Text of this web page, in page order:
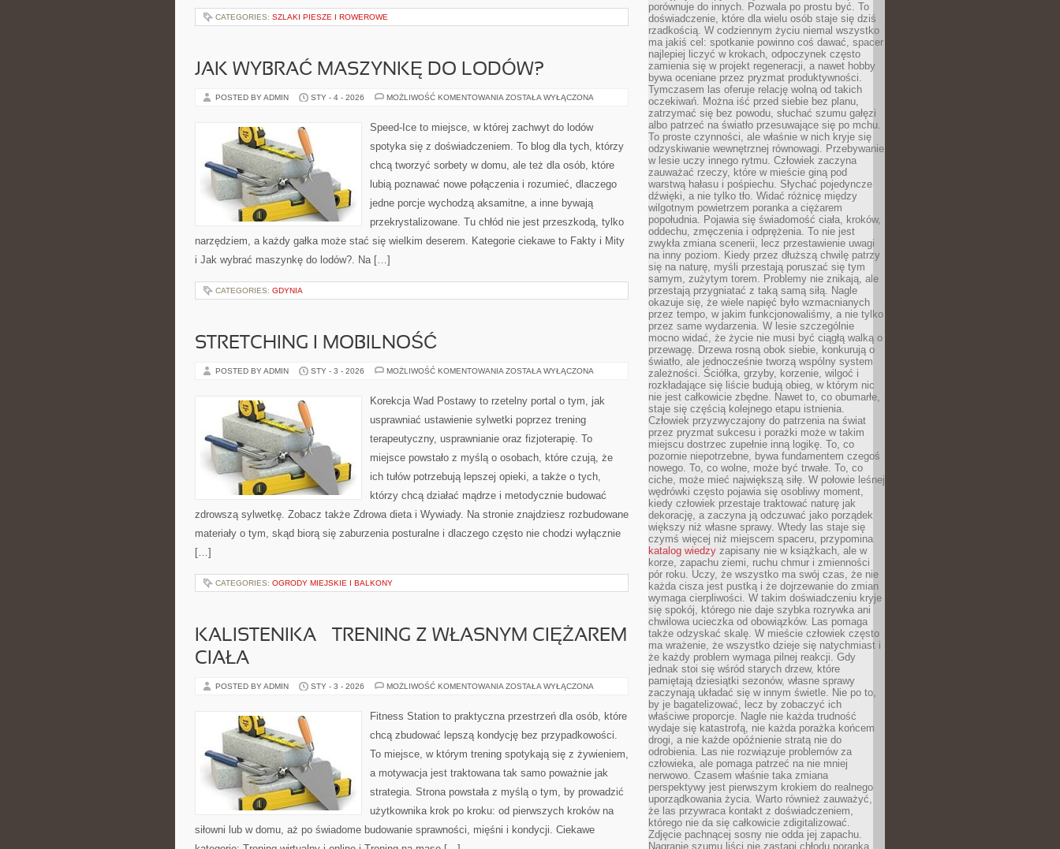
CATEGORIES: SZLAKI PIESZE I ROWEROWE
JAK WYBRAĆ MASZYNKĘ DO LODÓW?
POSTED BY ADMIN STY - 4 - 2026 MOŻLIWOŚĆ KOMENTOWANIA JAK
DO
LODÓW?
ZOSTAŁA WYŁĄCZONA
Speed-Ice to miejsce, w której zachwyt do lodów
spotyka się z doświadczeniem. To blog dla tych, którzy
chcą tworzyć sorbety w domu, ale też dla osób, które
lubią poznawać nowe połączenia i rozumieć, dlaczego
jedne porcje wychodzą aksamitne, a inne bywają
przekrystalizowane. Tu chłód nie jest przeszkodą, tylko
narzędziem, a każdy gałka może stać się wielkim deserem. Kategorie ciekawe to Fakty i Mity
i Jak wybrać maszynkę do lodów?. Na […]
CATEGORIES: GDYNIA
STRETCHING I MOBILNOŚĆ
POSTED BY ADMIN STY - 3 - 2026 MOŻLIWOŚĆ KOMENTOWANIA STRETCHING
ZOSTAŁA WYŁĄCZONA
Korekcja Wad Postawy to rzetelny portal o tym, jak
usprawniać ustawienie sylwetki poprzez trening
terapeutyczny, usprawnianie oraz fizjoterapię. To
miejsce powstało z myślą o osobach, które czują, że
ich tułów potrzebują lepszej opieki, a także o tych,
którzy chcą działać mądrze i metodycznie budować
zdrowszą sylwetkę. Zobacz także Zdrowa dieta i Wywiady. Na stronie znajdziesz rozbudowane
materiały o tym, skąd biorą się zaburzenia posturalne i dlaczego często nie chodzi wyłącznie
[…]
CATEGORIES: OGRODY MIEJSKIE I BALKONY
KALISTENIKA – TRENING Z WŁASNYM CIĘŻAREM
CIAŁA
POSTED BY ADMIN STY - 3 - 2026 MOŻLIWOŚĆ KOMENTOWANIA KALISTENIKA
WŁASNYM
CIAŁA
ZOSTAŁA WYŁĄCZONA
Fitness Station to praktyczna przestrzeń dla osób, które
chcą zbudować lepszą kondycję bez przypadkowości.
To miejsce, w którym trening spotykają się z żywieniem,
a motywacja jest traktowana tak samo poważnie jak
strategia. Strona powstała z myślą o tym, by prowadzić
użytkownika krok po kroku: od pierwszych kroków na
siłowni lub w domu, aż po świadome budowanie sprawności, mięśni i kondycji. Ciekawe
porównuje do innych. Pozwala po prostu być. To
doświadczenie, które dla wielu osób staje się dziś
rzadkością. W codziennym życiu niemal wszystko
ma jakiś cel: spotkanie powinno coś dawać, spacer
najlepiej liczyć w krokach, odpoczynek często
zamienia się w projekt regeneracji, a nawet hobby
bywa oceniane przez pryzmat produktywności.
Tymczasem las oferuje relację wolną od takich
oczekiwań. Można iść przed siebie bez planu,
zatrzymać się bez powodu, słuchać szumu gałęzi
albo patrzeć na światło przesuwające się po mchu.
To proste czynności, ale właśnie w nich kryje się
odzyskiwanie wewnętrznej równowagi. Przebywanie
w lesie uczy innego rytmu. Człowiek zaczyna
zauważać rzeczy, które w mieście giną pod
warstwą hałasu i pośpiechu. Słychać pojedyncze
dźwięki, a nie tylko tło. Widać różnicę między
wilgotnym powietrzem poranka a ciężarem
popołudnia. Pojawia się świadomość ciała, kroków,
oddechu, zmęczenia i odprężenia. To nie jest
zwykła zmiana scenerii, lecz przestawienie uwagi
na inny poziom. Kiedy przez dłuższą chwilę patrzy
się na naturę, myśli przestają poruszać się tym
samym, zużytym torem. Problemy nie znikają, ale
przestają przygniatać z taką samą siłą. Nagle
okazuje się, że wiele napięć było wzmacnianych
przez tempo, w jakim funkcjonowaliśmy, a nie tylko
przez same wydarzenia. W lesie szczególnie
mocno widać, że życie nie musi być ciągłą walką o
przewagę. Drzewa rosną obok siebie, konkurują o
światło, ale jednocześnie tworzą wspólny system
zależności. Ściółka, grzyby, korzenie, wilgoć i
rozkładające się liście budują obieg, w którym nic
nie jest całkowicie zbędne. Nawet to, co obumarłe,
staje się częścią kolejnego etapu istnienia.
Człowiek przyzwyczajony do patrzenia na świat
przez pryzmat sukcesu i porażki może w takim
miejscu dostrzec zupełnie inną logikę. To, co
pozornie niepotrzebne, bywa fundamentem czegoś
nowego. To, co wolne, może być trwałe. To, co
ciche, może mieć największą siłę. W połowie leśnej
wędrówki często pojawia się osobliwy moment,
kiedy człowiek przestaje traktować naturę jak
dekorację, a zaczyna ją odczuwać jako porządek
większy niż własne sprawy. Wtedy las staje się
czymś więcej niż miejscem spaceru, przypomina
katalog wiedzy zapisany nie w książkach, ale w
korze, zapachu ziemi, ruchu chmur i zmienności
pór roku. Uczy, że wszystko ma swój czas, że nie
każda cisza jest pustką i że dojrzewanie do zmian
wymaga cierpliwości. W takim doświadczeniu kryje
się spokój, którego nie daje szybka rozrywka ani
chwilowa ucieczka od obowiązków. Las pomaga
także odzyskać skalę. W mieście człowiek często
ma wrażenie, że wszystko dzieje się natychmiast i
że każdy problem wymaga pilnej reakcji. Gdy
jednak stoi się wśród starych drzew, które
pamiętają dziesiątki sezonów, własne sprawy
zaczynają układać się w innym świetle. Nie po to,
by je bagatelizować, lecz by zobaczyć ich
właściwe proporcje. Nagle nie każda trudność
wydaje się katastrofą, nie każda porażka końcem
drogi, a nie każde opóźnienie stratą nie do
odrobienia. Las nie rozwiązuje problemów za
człowieka, ale pomaga patrzeć na nie mniej
nerwowo. Czasem właśnie taka zmiana
perspektywy jest pierwszym krokiem do realnego
uporządkowania życia. Warto również zauważyć,
że las przywraca kontakt z doświadczeniem,
którego nie da się całkowicie zdigitalizować.
Zdjęcie pachnącej sosny nie odda jej zapachu.
Nagranie szumu liści nie zastąpi chłodu poranka